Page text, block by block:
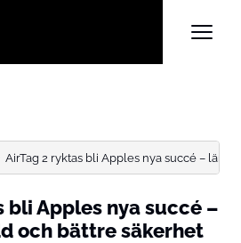
AirTag 2 ryktas bli Apples nya succé –
bli Apples nya succé –
och bättre säkerhet